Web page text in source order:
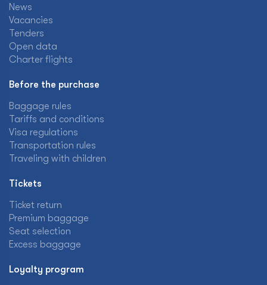
News
Vacancies
Tenders
Open data
Charter flights
Before the purchase
Baggage rules
Tariffs and conditions
Visa regulations
Transportation rules
Traveling with children
Tickets
Ticket return
Premium baggage
Seat selection
Excess baggage
Loyalty program